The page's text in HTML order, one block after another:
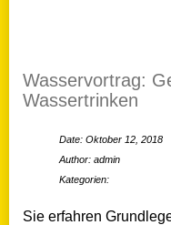
Wasservortrag:
Wassertrinken
Date: Oktober 12, 2018
Author: admin
Kategorien:
Sie erfahren